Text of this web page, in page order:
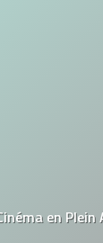
en Plein